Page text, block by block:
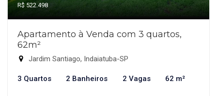
R$ 522.498
Apartamento à Venda com 3 quartos,
62m²
Jardim Santiago, Indaiatuba-SP
3 Quartos 2 Banheiros 2 Vagas 62 m²